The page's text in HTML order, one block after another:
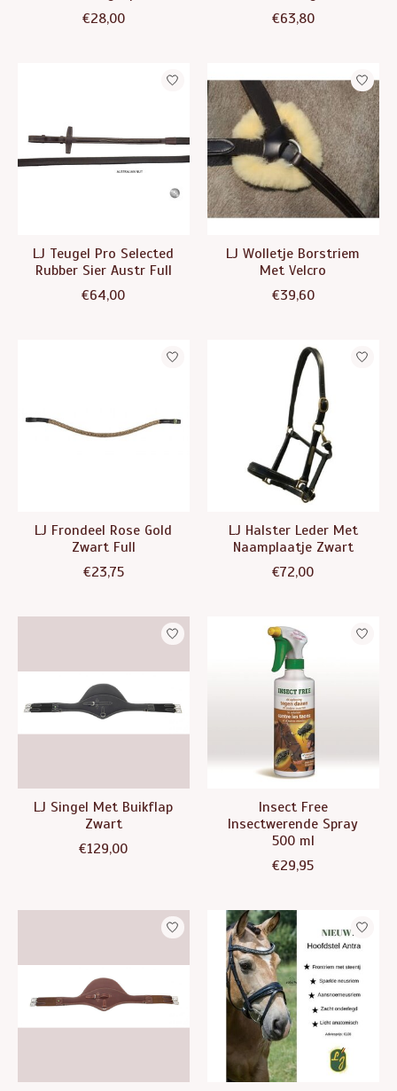
€28,00
€63,80
LJ Teugel Pro Selected
Rubber Sier Austr Full
€64,00
LJ Wolletje Borstriem
Met Velcro
€39,60
LJ Frondeel Rose Gold
Zwart Full
€23,75
LJ Halster Leder Met
Naamplaatje Zwart
€72,00
LJ Singel Met Buikflap
Zwart
€129,00
Insect Free
Insectwerende Spray
500 ml
€29,95